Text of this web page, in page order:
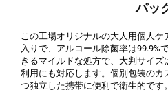
パッ
この工場オリジナルの大人用個人
入りで、アルコール除菌率は99.9%
きるマイルドな処方で、大判サイ
利用にも対応します。個別包装の
つ独立した携帯に便利で衛生的です